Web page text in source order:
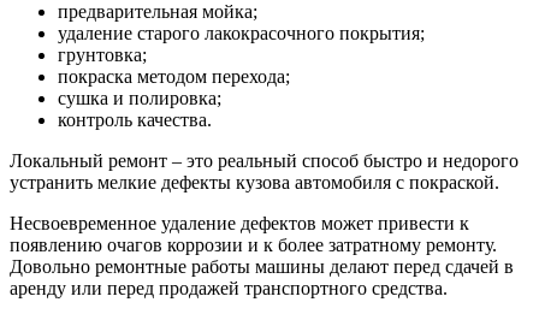
предварительная мойка;
удаление старого лакокрасочного покрытия;
грунтовка;
покраска методом перехода;
сушка и полировка;
контроль качества.
Локальный ремонт – это реальный способ быстро и недорого
устранить мелкие дефекты кузова автомобиля с покраской.
Несвоевременное удаление дефектов может привести к
появлению очагов коррозии и к более затратному ремонту.
Довольно ремонтные работы машины делают перед сдачей в
аренду или перед продажей транспортного средства.